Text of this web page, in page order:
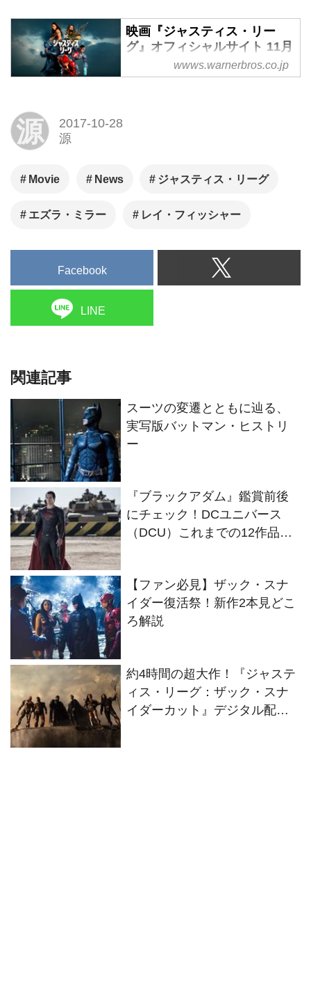
映画『ジャスティス・リー
グ』オフィシャルサイト 11月
23日（祝・木）公開
wwws.warnerbros.co.jp
源
2017-10-28
源
Movie News ジャスティス・リーグ
エズラ・ミラー レイ・フィッシャー
Facebook
LINE
関連記事
スーツの変遷とともに辿る、
実写版バットマン・ヒストリ
ー
『ブラックアダム』鑑賞前後
にチェック！DCユニバース
（DCU）これまでの12作品を
【ファン必見】ザック・スナ
イダー復活祭！新作2本見どこ
ろ解説
約4時間の超大作！『ジャステ
ィス・リーグ：ザック・スナ
イダーカット』デジタル配信